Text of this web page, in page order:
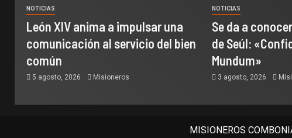
NOTICIAS
León XIV anima a impulsar una
comunicación al servicio del bien
común
5 agosto, 2026 Misioneros
NOTICIAS
Se da a
de Seúl:
Mundum»
3 agosto, 2026
MISIONEROS